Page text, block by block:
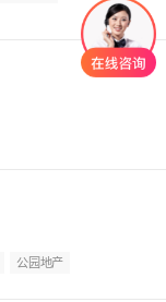
公园地产